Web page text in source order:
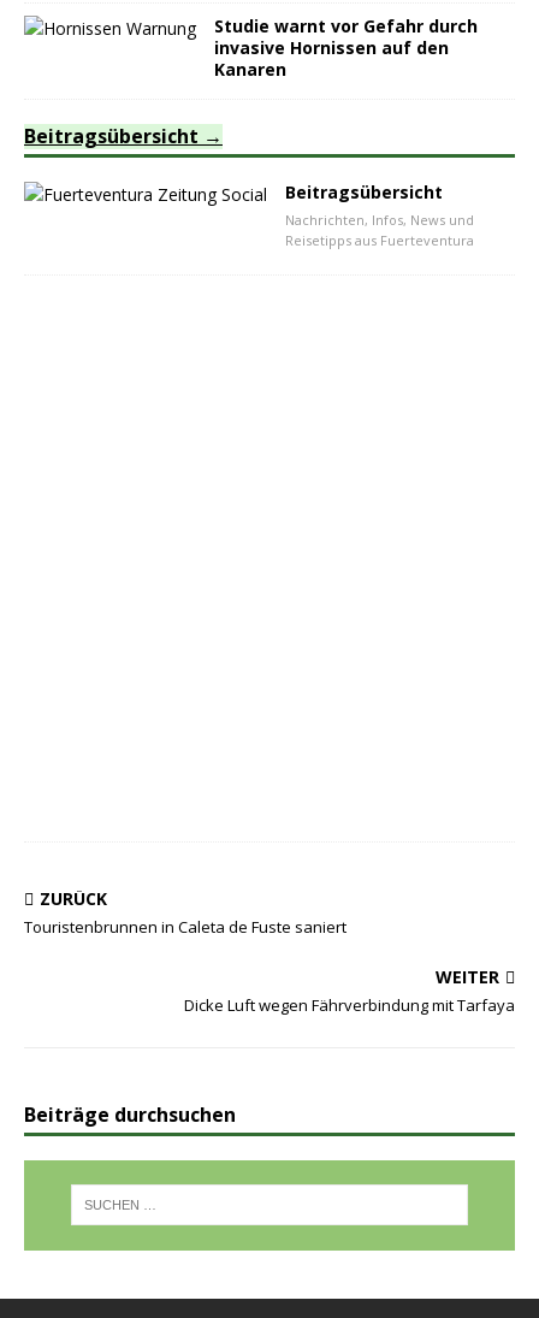
Studie warnt vor Gefahr durch
invasive Hornissen auf den
Kanaren
Beitragsübersicht
Beitragsübersicht
Nachrichten, Infos, News und
Reisetipps aus Fuerteventura
ZURÜCK
Touristenbrunnen in Caleta de Fuste saniert
WEITER
Dicke Luft wegen Fährverbindung mit Tarfaya
Beiträge durchsuchen